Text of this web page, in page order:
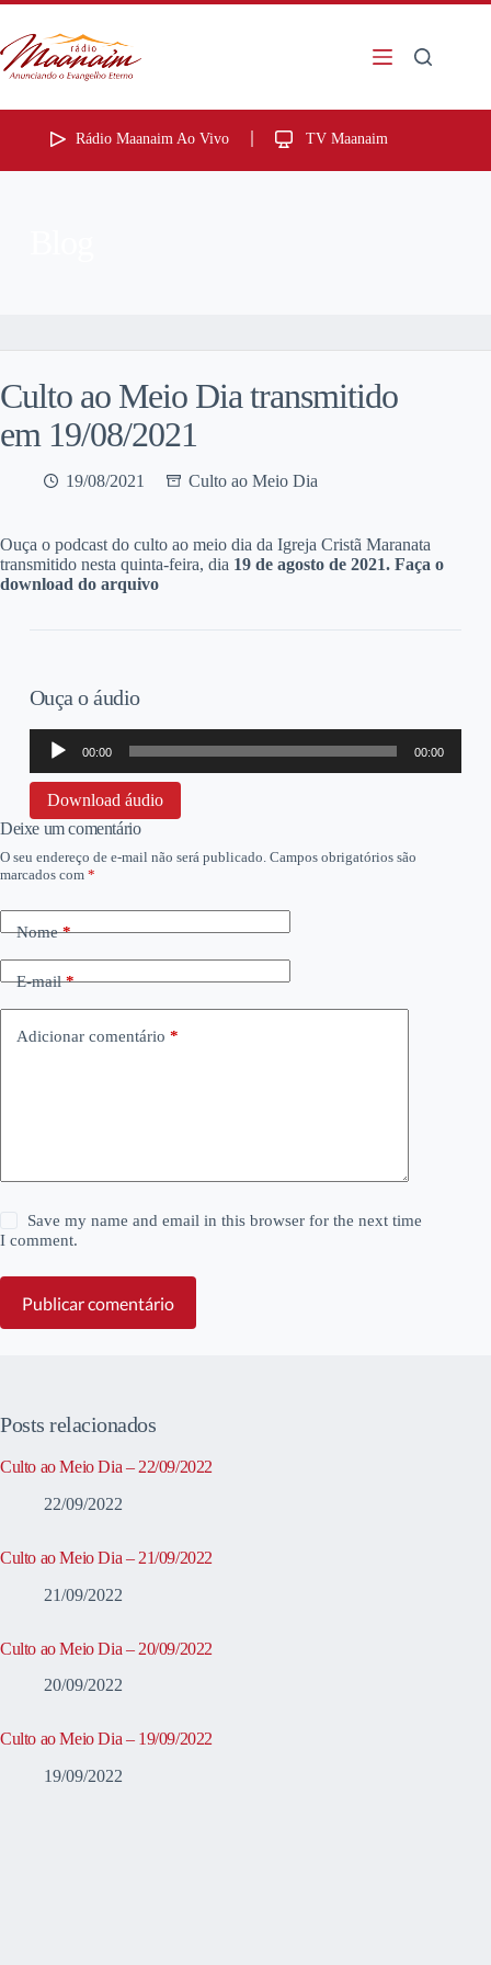
Rádio Maanaim Ao Vivo TV Maanaim
Culto ao Meio Dia transmitido
em 19/08/2021
19/08/2021 Culto ao Meio Dia
Ouça o podcast do culto ao meio dia da Igreja Cristã Maranata
transmitido nesta quinta-feira, dia 19 de agosto de 2021. Faça o
download do arquivo
Ouça o áudio
Tocador
áudio
00:00 00:00
Download áudio
Deixe um comentário
O seu endereço de e-mail não será publicado. Campos obrigatórios são
marcados com *
Nome*
E-mail*
Adicionar comentário *
Save my name and email in this browser for the next time
I comment.
Publicar comentário
Posts relacionados
Culto ao Meio Dia – 22/09/2022
22/09/2022
Culto ao Meio Dia – 21/09/2022
21/09/2022
Culto ao Meio Dia – 20/09/2022
20/09/2022
Culto ao Meio Dia – 19/09/2022
19/09/2022